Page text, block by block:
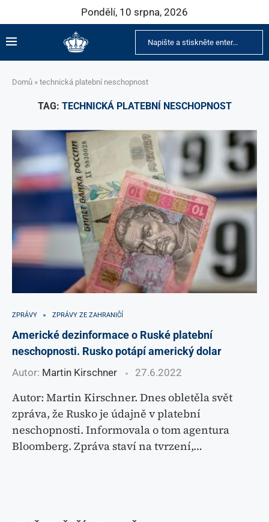
Pondělí, 10 srpna, 2026
Domů » technická platební neschopnost
TAG: TECHNICKÁ PLATEBNÍ NESCHOPNOST
ZPRÁVY ZPRÁVY ZE ZAHRANIČÍ
Americké dezinformace o Ruské platební
neschopnosti. Rusko potápí americký dolar
Autor: Martin Kirschner 27.6.2022
Autor: Martin Kirschner. Dnes obletěla svět
zpráva, že Rusko je údajně v platební
neschopnosti. Informovala o tom agentura
Bloomberg. Zpráva staví na tvrzení,…